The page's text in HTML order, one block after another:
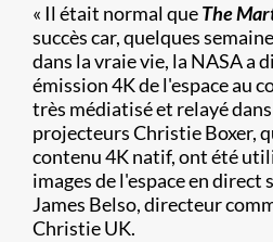
« Il était normal queThe
succès car, quelques
dans la vraie vie, la NASA a
émission 4K de l'espace au
très médiatisé et relayé
projecteurs Christie Boxer,
contenu 4K natif, ont été
images de l'espace en direct
James Belso, directeur
Christie UK.